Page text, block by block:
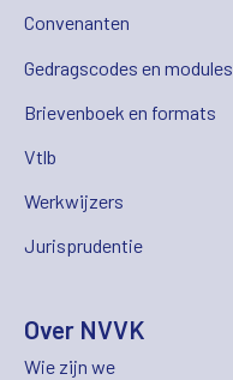
Convenanten
Gedragscodes en modules
Brievenboek en formats
Vtlb
Werkwijzers
Jurisprudentie
Over NVVK
Wie zijn we